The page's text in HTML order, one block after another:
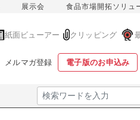
展示会 食品市場開拓ソリュ
紙面ビューアー クリッピング
メルマガ登録 電子版のお申込み